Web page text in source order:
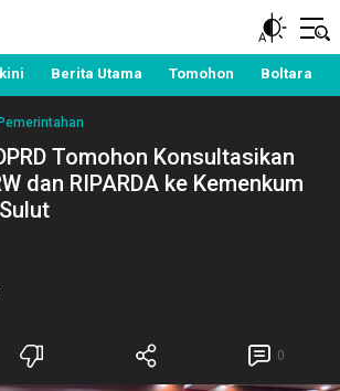
Utara, Kawanua, Politik,
Kriminal dan Nasional
Berita Utama Tomohon Boltara
Tomohon Konsultasikan
dan RIPARDA ke Kemenkum
0